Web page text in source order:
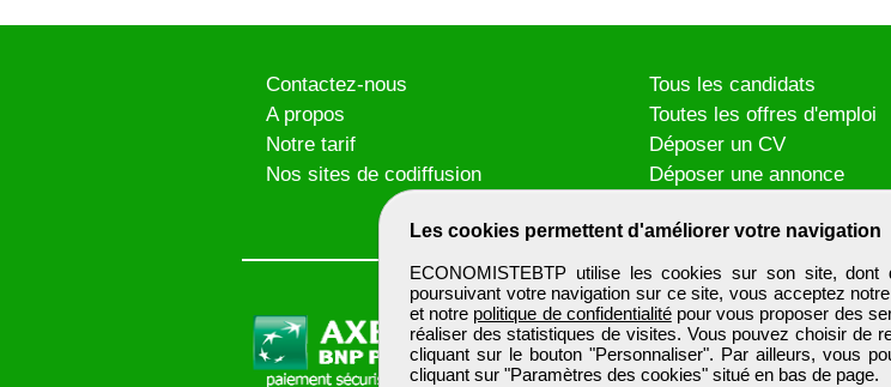
Les cookies permettent d'améliorer votre navigation
ECONOMISTEBTP utilise les cookies sur son site, dont
poursuivant votre navigation sur ce site, vous acceptez
et notre politique de confidentialitépour vous proposer des
réaliser des statistiques de visites. Vous pouvez choisir de
cliquant sur le bouton "Personnaliser". Par ailleurs, vous
cliquant sur "Paramètres des cookies" situé en bas de page.
Contactez-nous
A propos
Notre tarif
Nos sites de codiffusion
Tous les candidats
Toutes les offres d'emploi
Déposer un CV
Déposer une annonce